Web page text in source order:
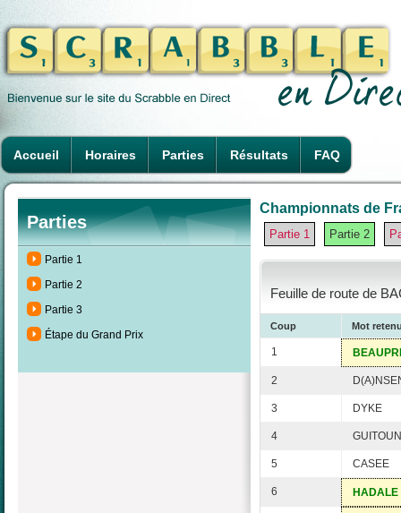
Accueil Horaires Parties Résultats FAQ
Parties
Partie 1
Partie 2
Partie 3
Étape du Grand Prix
Championnats de
Partie 1 Partie 2
Feuille de route de
Coup Mot
1
2
3 DYKE
4
5 CASEE
6 HADALE